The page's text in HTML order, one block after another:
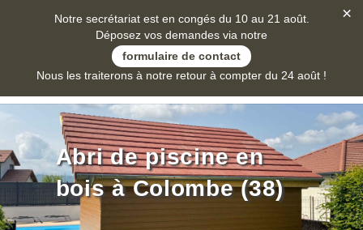
Abri de piscine en
bois à Colombe (38)
Notre secrétariat est en congés du 10 au 21 août.
Déposez vos demandes via notre
formulaire de contact
Nous les traiterons à notre retour à compter du 24 août !
×